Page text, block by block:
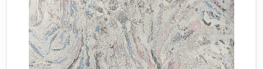
Fipar
Grandeco
Kerama Marazzi
Marburg